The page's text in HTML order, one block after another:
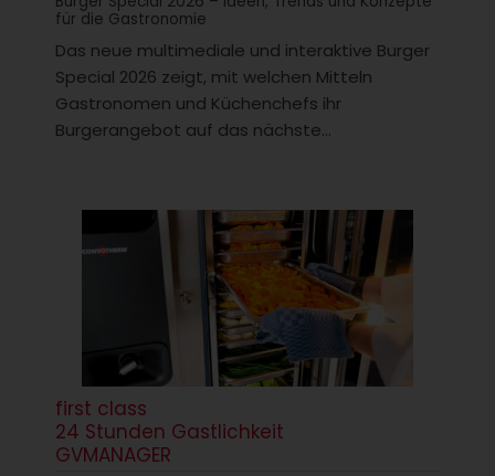
für die Gastronomie
Das neue multimediale und interaktive Burger
Special 2026 zeigt, mit welchen Mitteln
Gastronomen und Küchenchefs ihr
Burgerangebot auf das nächste...
first class
24 Stunden Gastlichkeit
GVMANAGER